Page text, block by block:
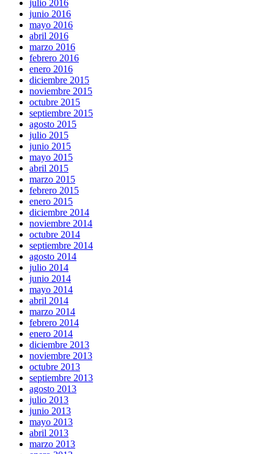
julio 2016
junio 2016
mayo 2016
abril 2016
marzo 2016
febrero 2016
enero 2016
diciembre 2015
noviembre 2015
octubre 2015
septiembre 2015
agosto 2015
julio 2015
junio 2015
mayo 2015
abril 2015
marzo 2015
febrero 2015
enero 2015
diciembre 2014
noviembre 2014
octubre 2014
septiembre 2014
agosto 2014
julio 2014
junio 2014
mayo 2014
abril 2014
marzo 2014
febrero 2014
enero 2014
diciembre 2013
noviembre 2013
octubre 2013
septiembre 2013
agosto 2013
julio 2013
junio 2013
mayo 2013
abril 2013
marzo 2013